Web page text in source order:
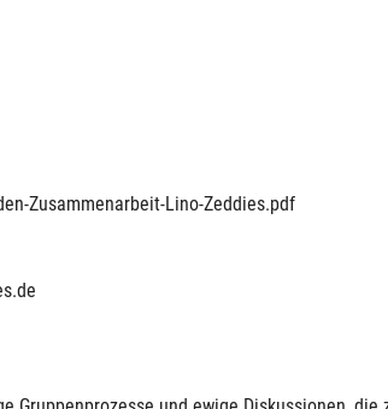
Zusammenarbeit-Lino-Zeddies.pdf